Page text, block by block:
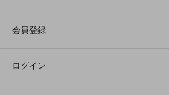
会員登録
ログイン